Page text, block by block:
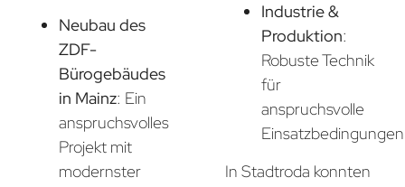
Neubau des
ZDF-
Bürogebäudes
in Mainz: Ein
anspruchsvolles
Projekt mit
modernster
Industrie &
Produktion:
Robuste Technik
für
anspruchsvolle
In Stadtroda konnten